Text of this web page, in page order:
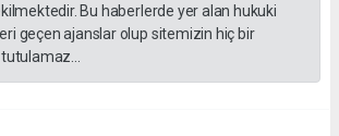
Bu haberlerde yer alan hukuki
geçen ajanslar olup sitemizin hiç bir